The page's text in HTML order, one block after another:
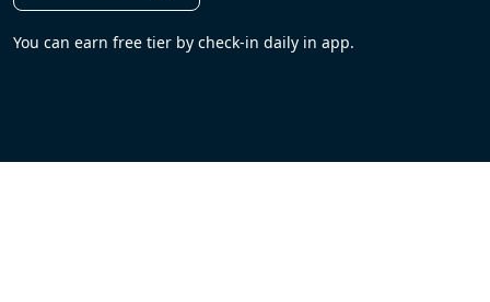
You can earn free tier by check-in daily in app.